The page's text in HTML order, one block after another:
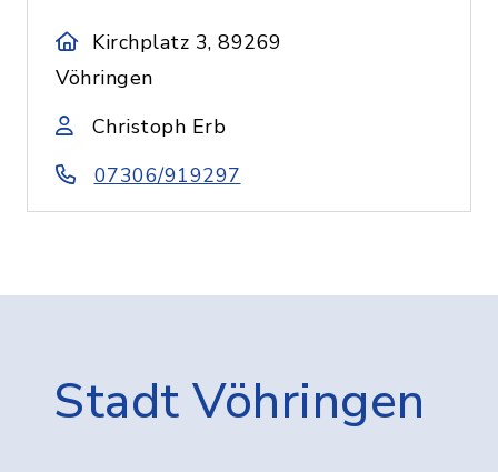
Kirchplatz 3, 89269
Vöhringen
Christoph Erb
07306/919297
Stadt Vöhringen